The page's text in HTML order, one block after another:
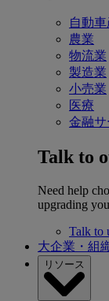
自動
農業
物流業
製造業
小売業
医療
金融サ
Talk to
Need help
upgrading
Talk to
大企業・組
リソース